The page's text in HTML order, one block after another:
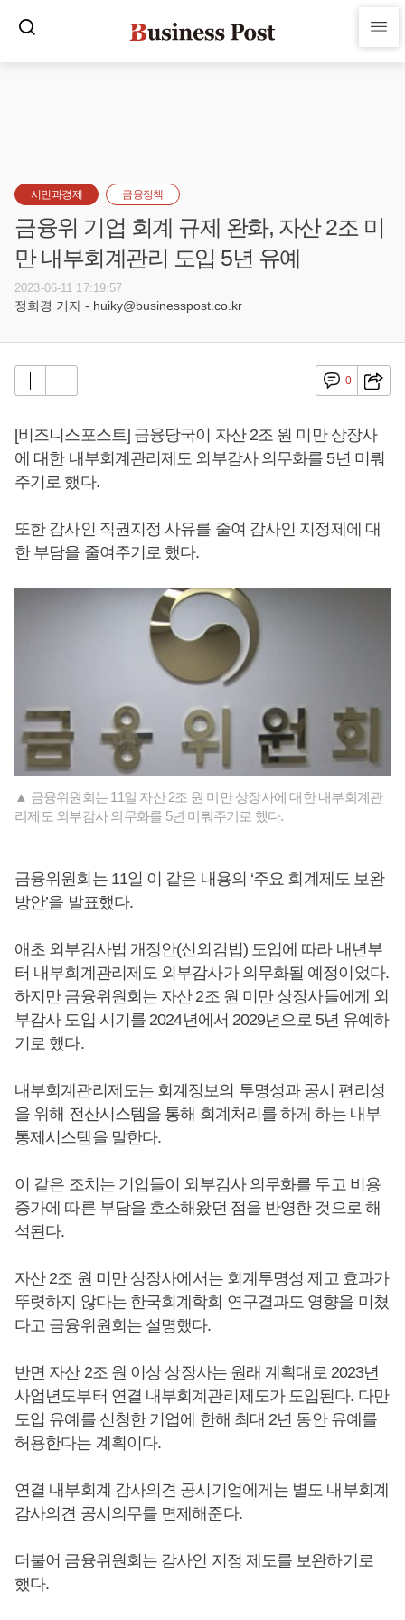
시민과경제 금융정책
금융위 기업 회계 규제 완화, 자산 2조 미
만 내부회계관리 도입 5년 유예
2023-06-11 17:19:57
정희경 기자 - huiky@businesspost.co.kr
0
[비즈니스포스트] 금융당국이 자산 2조 원 미만 상장사
에 대한 내부회계관리제도 외부감사 의무화를 5년 미뤄
주기로 했다.
또한 감사인 직권지정 사유를 줄여 감사인 지정제에 대
한 부담을 줄여주기로 했다.
▲ 금융위원회는 11일 자산 2조 원 미만 상장사에 대한 내부회계관
리제도 외부감사 의무화를 5년 미뤄주기로 했다.
금융위원회는 11일 이 같은 내용의 ‘주요 회계제도 보완
방안’을 발표했다.
애초 외부감사법 개정안(신외감법) 도입에 따라 내년부
터 내부회계관리제도 외부감사가 의무화될 예정이었다.
하지만 금융위원회는 자산 2조 원 미만 상장사들에게 외
부감사 도입 시기를 2024년에서 2029년으로 5년 유예하
기로 했다.
내부회계관리제도는 회계정보의 투명성과 공시 편리성
을 위해 전산시스템을 통해 회계처리를 하게 하는 내부
통제시스템을 말한다.
이 같은 조치는 기업들이 외부감사 의무화를 두고 비용
증가에 따른 부담을 호소해왔던 점을 반영한 것으로 해
석된다.
자산 2조 원 미만 상장사에서는 회계투명성 제고 효과가
뚜렷하지 않다는 한국회계학회 연구결과도 영향을 미쳤
다고 금융위원회는 설명했다.
반면 자산 2조 원 이상 상장사는 원래 계획대로 2023년
사업년도부터 연결 내부회계관리제도가 도입된다. 다만
도입 유예를 신청한 기업에 한해 최대 2년 동안 유예를
허용한다는 계획이다.
연결 내부회계 감사의견 공시기업에게는 별도 내부회계
감사의견 공시의무를 면제해준다.
더불어 금융위원회는 감사인 지정 제도를 보완하기로
했다.